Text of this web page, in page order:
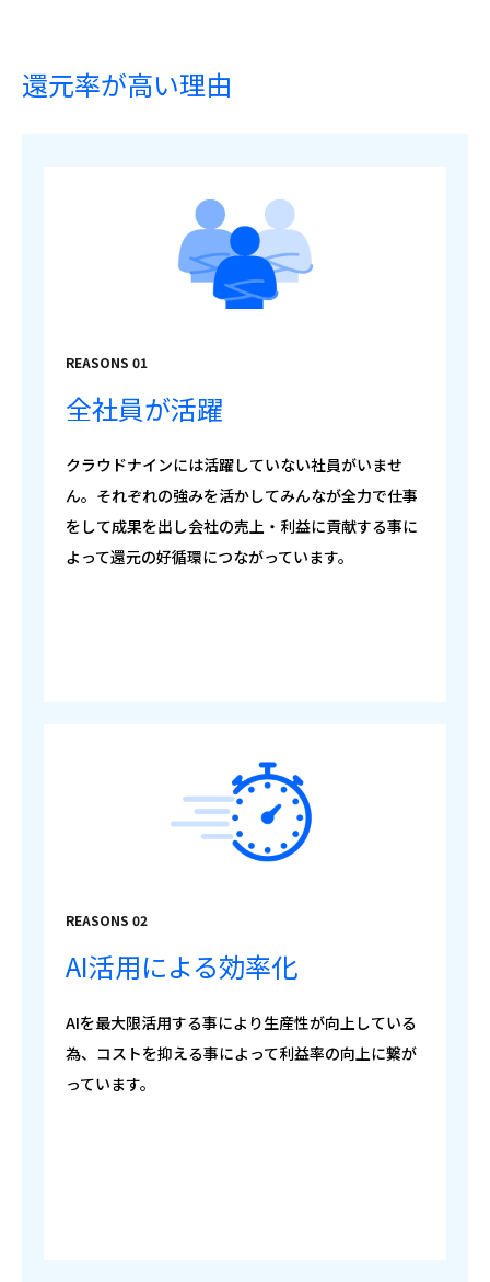
還元率が高い理由
REASONS 01
全社員が活躍
クラウドナインには活躍していない社員がいませ
ん。それぞれの強みを活かしてみんなが全力で仕事
をして成果を出し会社の売上・利益に貢献する事に
よって還元の好循環につながっています。
REASONS 02
AI活用による効率化
AIを最大限活用する事により生産性が向上している
為、コストを抑える事によって利益率の向上に繋が
っています。